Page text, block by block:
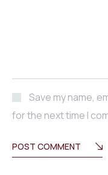
Save my name,
for the next time I
POST COMMENT